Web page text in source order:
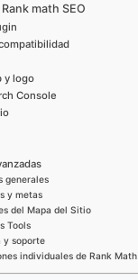
math SEO
y logo
Console
generales
y metas
del Mapa del Sitio
Tools
y soporte
individuales de Rank Math